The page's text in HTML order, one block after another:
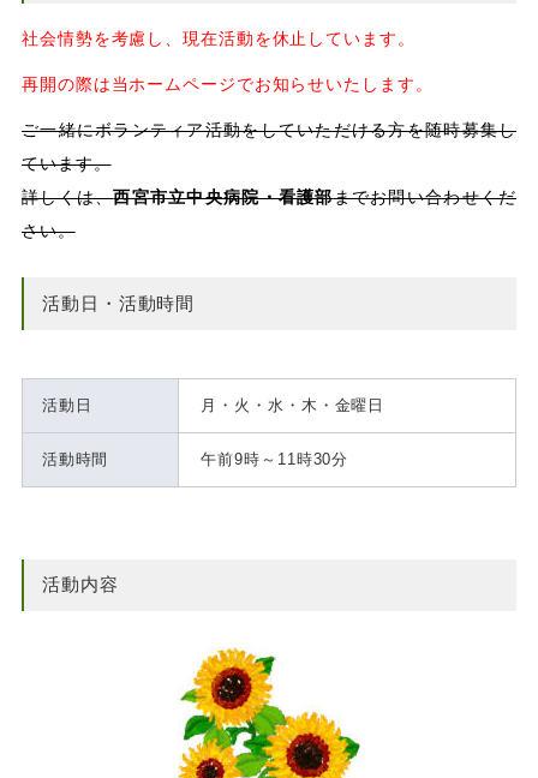
社会情勢を考慮し、現在活動を休止しています。
再開の際は当ホームページでお知らせいたします。
ご一緒にボランティア活動をしていただける方を随時募集し
ています。
詳しくは、西宮市立中央病院・看護部までお問い合わせくだ
さい。
活動日・活動時間
活動日 月・火・水・木・金曜日
活動時間 午前9時～11時30分
活動内容